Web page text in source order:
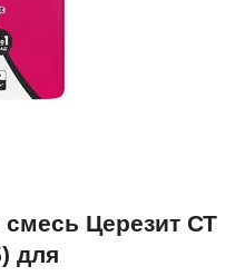
Церезит СТ
для